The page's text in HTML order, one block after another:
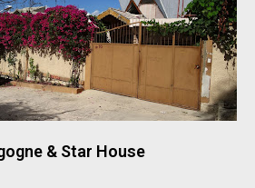
& Star House